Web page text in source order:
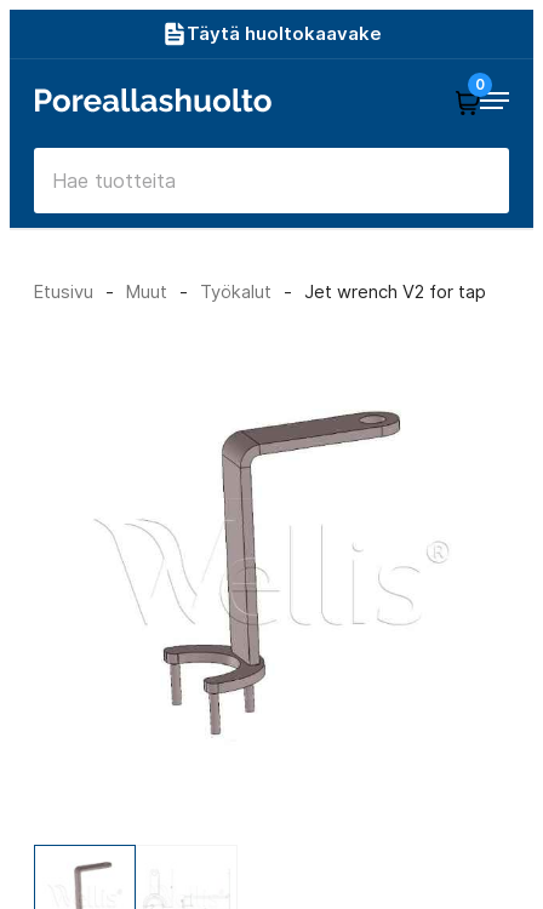
sisältöön
Täytä huoltokaavake
Poreallashuolto
0
Etusivu - Muut - Työkalut - Jet wrench V2 for tap